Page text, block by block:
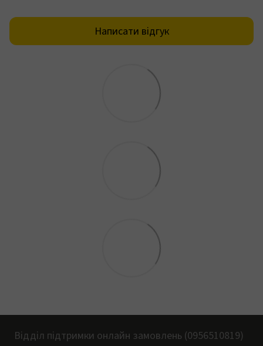
Написати відгук
Відділ підтримки онлайн замовлень (0956510819)